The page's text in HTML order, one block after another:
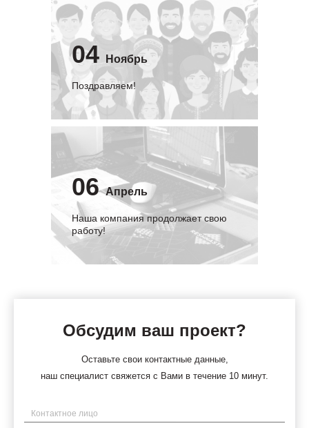
04 Ноябрь
Поздравляем!
06 Апрель
Наша компания продолжает свою
работу!
Обсудим ваш проект?
Оставьте свои контактные данные,
наш специалист свяжется с Вами в течение 10 минут.
Имя